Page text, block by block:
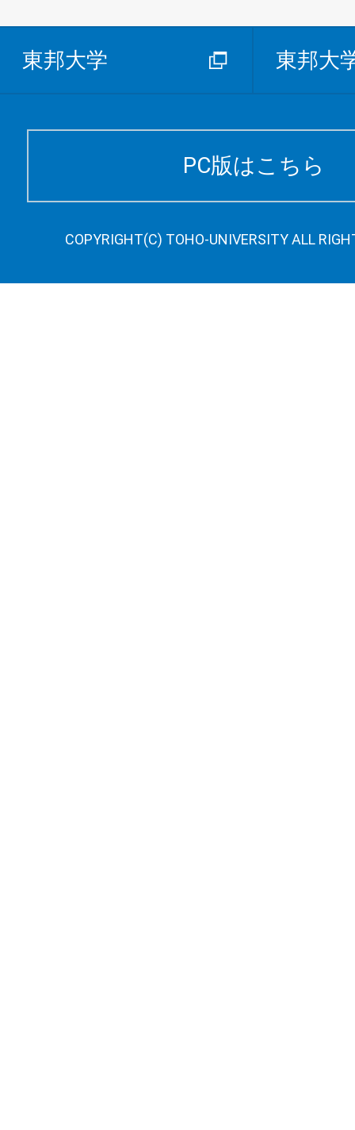
東邦大学 東邦大
PC版はこちら
COPYRIGHT(C) TOHO-UNIVERSITY ALL